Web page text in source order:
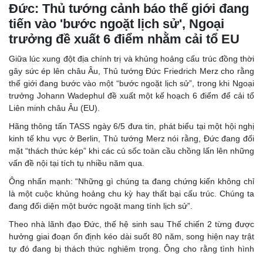
Đức: Thủ tướng cảnh báo thế giới đang
tiến vào 'bước ngoặt lịch sử', Ngoại
trưởng đề xuất 6 điểm nhằm cải tổ EU
Giữa lúc xung đột địa chính trị và khủng hoảng cấu trúc đồng thời
gây sức ép lên châu Âu, Thủ tướng Đức Friedrich Merz cho rằng
thế giới đang bước vào một “bước ngoặt lịch sử”, trong khi Ngoại
trưởng Johann Wadephul đề xuất một kế hoạch 6 điểm để cải tổ
Liên minh châu Âu (EU).
Hãng thông tấn TASS ngày 6/5 đưa tin, phát biểu tại một hội nghị
kinh tế khu vực ở Berlin, Thủ tướng Merz nói rằng, Đức đang đối
mặt “thách thức kép” khi các cú sốc toàn cầu chồng lấn lên những
vấn đề nội tại tích tụ nhiều năm qua.
Ông nhấn mạnh: “Những gì chúng ta đang chứng kiến không chỉ
là một cuộc khủng hoảng chu kỳ hay thất bại cấu trúc. Chúng ta
đang đối diện một bước ngoặt mang tính lịch sử”.
Theo nhà lãnh đạo Đức, thế hệ sinh sau Thế chiến 2 từng được
hưởng giai đoạn ổn định kéo dài suốt 80 năm, song hiện nay trật
tự đó đang bị thách thức nghiêm trọng. Ông cho rằng tình hình